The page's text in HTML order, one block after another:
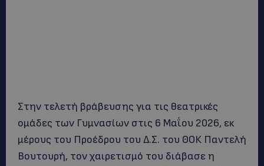
Στην τελετή βράβευσης για τις θεατρικές
ομάδες των Γυμνασίων στις 6 Μαΐου 2026, εκ
μέρους του Προέδρου του Δ.Σ. του ΘΟΚ Παντελή
Βουτουρή, τον χαιρετισμό του διάβασε η